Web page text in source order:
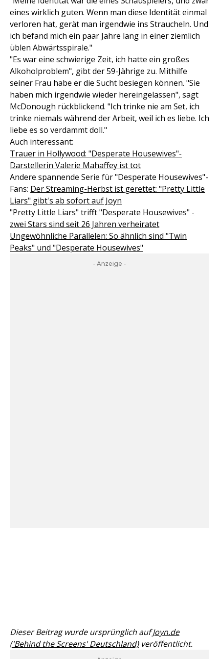
eines wirklich guten. Wenn man diese Identität einmal
verloren hat, gerät man irgendwie ins Straucheln. Und
ich befand mich ein paar Jahre lang in einer ziemlich
üblen Abwärtsspirale."
"Es war eine schwierige Zeit, ich hatte ein großes
Alkoholproblem", gibt der 59-Jährige zu. Mithilfe
seiner Frau habe er die Sucht besiegen können. "Sie
haben mich irgendwie wieder hereingelassen", sagt
McDonough rückblickend. "Ich trinke nie am Set, ich
trinke niemals während der Arbeit, weil ich es liebe. Ich
liebe es so verdammt doll."
Auch interessant:
Trauer in Hollywood: "Desperate Housewives"-
Darstellerin Valerie Mahaffey ist tot
Andere spannende Serie für "Desperate Housewives"-
Fans: Der Streaming-Herbst ist gerettet: "Pretty Little
Liars" gibt's ab sofort auf Joyn
"Pretty Little Liars" trifft "Desperate Housewives" -
zwei Stars sind seit 26 Jahren verheiratet
Ungewöhnliche Parallelen: So ähnlich sind "Twin
Peaks" und "Desperate Housewives"
- Anzeige -
Dieser Beitrag wurde ursprünglich aufJoyn.de
('Behind the Screens' Deutschland)veröffentlicht.